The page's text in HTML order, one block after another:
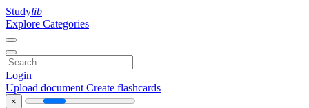
Studylib
Explore Categories
Login
Upload document Create flashcards
×